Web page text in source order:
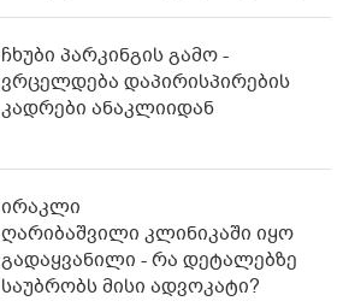
ჩხუბი პარკინგის გამო -
ვრცელდება დაპირისპირების
კადრები ანაკლიიდან
ირაკლი
ღარიბაშვილი კლინიკაში იყო
გადაყვანილი - რა დეტალებზე
საუბრობს მისი ადვოკატი?